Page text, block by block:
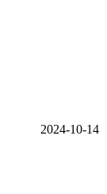
2024-10-14